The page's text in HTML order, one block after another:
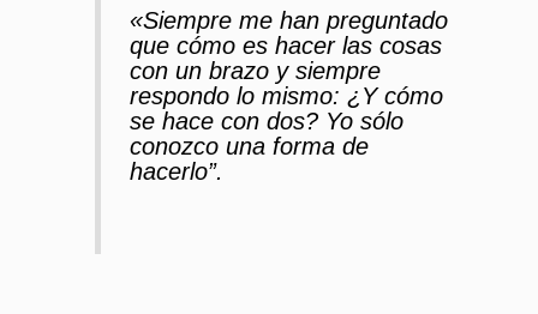
«Siempre me han preguntado
que cómo es hacer las cosas
con un brazo y siempre
respondo lo mismo: ¿Y cómo
se hace con dos? Yo sólo
conozco una forma de
hacerlo”.